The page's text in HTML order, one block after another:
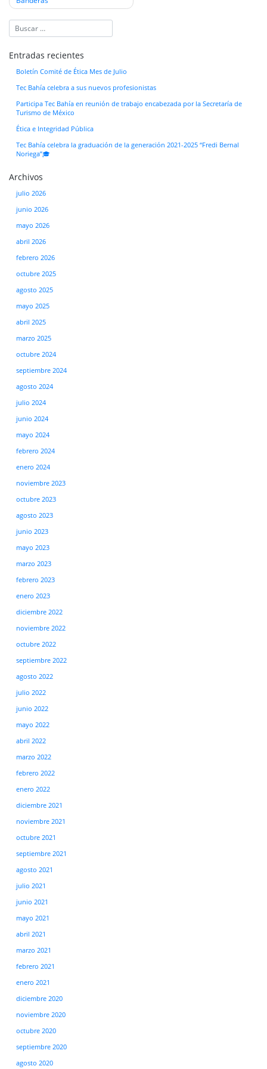
Entradas recientes
Boletín Comité de Ética Mes de Julio
Tec Bahía celebra a sus nuevos profesionistas
Participa Tec Bahía en reunión de trabajo encabezada por la Secretaría de
Turismo de México
Ética e Integridad Pública
Tec Bahía celebra la graduación de la generación 2021-2025 “Fredi Bernal
Noriega”🎓
Archivos
julio 2026
junio 2026
mayo 2026
abril 2026
febrero 2026
octubre 2025
agosto 2025
mayo 2025
abril 2025
marzo 2025
octubre 2024
septiembre 2024
agosto 2024
julio 2024
junio 2024
mayo 2024
febrero 2024
enero 2024
noviembre 2023
octubre 2023
agosto 2023
junio 2023
mayo 2023
marzo 2023
febrero 2023
enero 2023
diciembre 2022
noviembre 2022
octubre 2022
septiembre 2022
agosto 2022
julio 2022
junio 2022
mayo 2022
abril 2022
marzo 2022
febrero 2022
enero 2022
diciembre 2021
noviembre 2021
octubre 2021
septiembre 2021
agosto 2021
julio 2021
junio 2021
mayo 2021
abril 2021
marzo 2021
febrero 2021
enero 2021
diciembre 2020
noviembre 2020
octubre 2020
septiembre 2020
agosto 2020